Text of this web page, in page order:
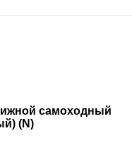
самоходный
(N)